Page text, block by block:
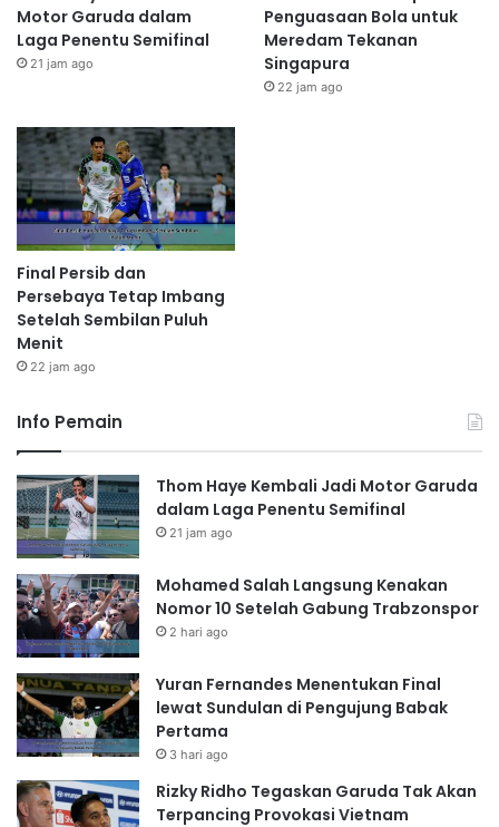
Motor Garuda dalam
Laga Penentu Semifinal
21 jam ago
Penguasaan Bola untuk
Meredam Tekanan
Singapura
22 jam ago
Final Persib dan
Persebaya Tetap Imbang
Setelah Sembilan Puluh
Menit
22 jam ago
Info Pemain
Thom Haye Kembali Jadi Motor Garuda
dalam Laga Penentu Semifinal
21 jam ago
Mohamed Salah Langsung Kenakan
Nomor 10 Setelah Gabung Trabzonspor
2 hari ago
Yuran Fernandes Menentukan Final
lewat Sundulan di Pengujung Babak
Pertama
3 hari ago
Rizky Ridho Tegaskan Garuda Tak Akan
Terpancing Provokasi Vietnam